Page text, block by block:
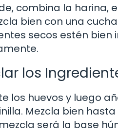
combina la harina,
bien con una
secos estén
los
los huevos y luego
Mezcla bien
será la base